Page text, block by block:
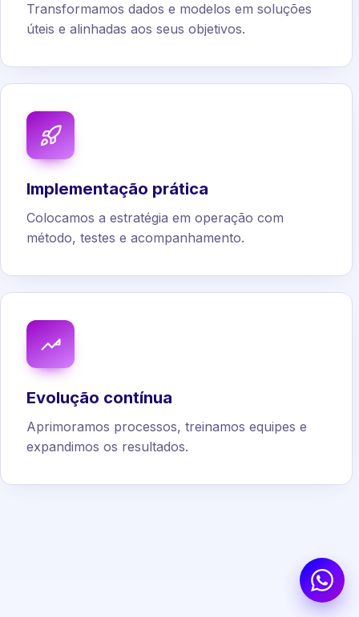
Transformamos dados e modelos em soluções
úteis e alinhadas aos seus objetivos.
Implementação prática
Colocamos a estratégia em operação com
método, testes e acompanhamento.
Evolução contínua
Aprimoramos processos, treinamos equipes e
expandimos os resultados.